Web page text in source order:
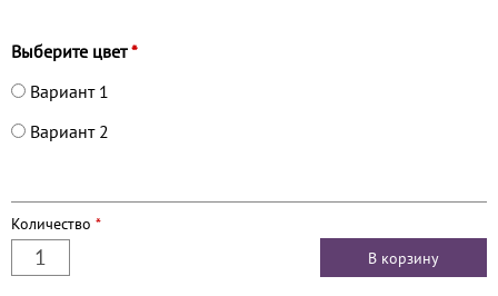
Выберите цвет*
Вариант 1
Вариант 2
Количество *